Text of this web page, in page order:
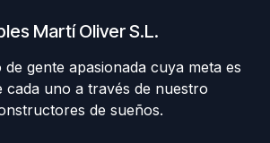
Martí Oliver S.L.
gente apasionada cuya meta es
cada uno a través de nuestro
de sueños.